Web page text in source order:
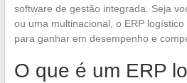
software de gestão integrada. Seja
ou uma multinacional, o ERP
para ganhar em desempenho e
O que é um ERP